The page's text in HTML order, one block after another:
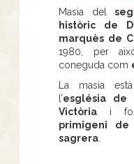
Masia del
històric de
marquès de
1980, per
coneguda com
La masia
l’església de
Victòria i
primigeni
sagrera